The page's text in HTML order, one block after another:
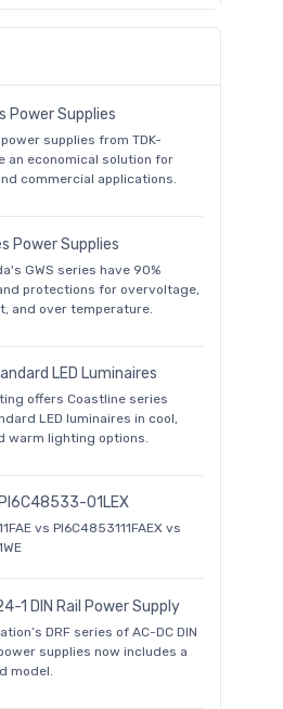
Power Supplies
supplies from TDK-
an economical solution for
commercial applications.
Power Supplies
GWS series have 90%
protections for overvoltage,
and over temperature.
LED Luminaires
offers Coastline series
LED luminaires in cool,
warm lighting options.
01LEX
vs PI6C4853111FAEX vs
1 DIN Rail Power Supply
DRF series of AC-DC DIN
supplies now includes a
model.